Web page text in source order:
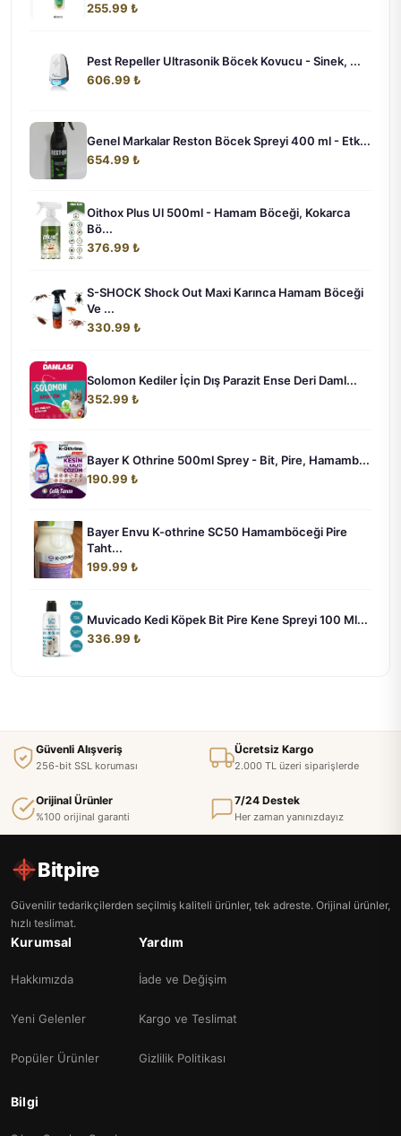
255.99 ₺
Pest Repeller Ultrasonik Böcek Kovucu - Sinek, ...
606.99 ₺
Genel Markalar Reston Böcek Spreyi 400 ml - Etk...
654.99 ₺
Oithox Plus Ul 500ml - Hamam Böceği, Kokarca
Bö...
376.99 ₺
S-SHOCK Shock Out Maxi Karınca Hamam Böceği
Ve ...
330.99 ₺
Solomon Kediler İçin Dış Parazit Ense Deri Daml...
352.99 ₺
Bayer K Othrine 500ml Sprey - Bit, Pire, Hamamb...
190.99 ₺
Bayer Envu K-othrine SC50 Hamamböceği Pire
Taht...
199.99 ₺
Muvicado Kedi Köpek Bit Pire Kene Spreyi 100 Ml...
336.99 ₺
Güvenli Alışveriş
256-bit SSL koruması
Ücretsiz Kargo
2.000 TL üzeri siparişlerde
Orijinal Ürünler
%100 orijinal garanti
7/24 Destek
Her zaman yanınızdayız
Bitpire
Güvenilir tedarikçilerden seçilmiş kaliteli ürünler, tek adreste. Orijinal ürünler,
hızlı teslimat.
Kurumsal
Hakkımızda
Yeni Gelenler
Popüler Ürünler
Yardım
İade ve Değişim
Kargo ve Teslimat
Gizlilik Politikası
Bilgi